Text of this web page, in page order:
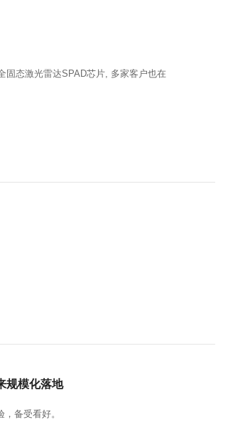
固态激光雷达SPAD芯片, 多家客户也在
规模化落地
备受看好。